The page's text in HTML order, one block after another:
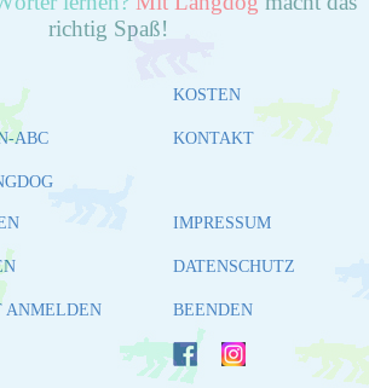
richtig Spaß!
ABC
KOSTEN
KONTAKT
ANMELDEN
IMPRESSUM
DATENSCHUTZ
BEENDEN